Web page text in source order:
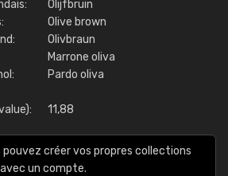
Olijfbruin
Olive brown
Olivbraun
Marrone oliva
Pardo oliva
11,88
pouvez créer vos propres collections
un compte.